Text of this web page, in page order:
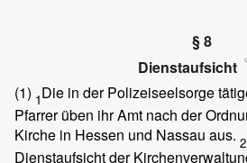
§ 8
Dienstaufsicht
(1) 1Die in der Polizeiseelsorge
Pfarrer üben ihr Amt nach der
Kirche in Hessen und Nassau aus. 2
Dienstaufsicht der